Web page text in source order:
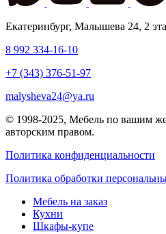
Екатеринбург, Малышева 24, 2
8 992 334-16-10
+7 (343) 376-51-97
malysheva24@ya.ru
© 1998-2025, Мебель по вашим
авторским правом.
Политика конфиденциальности
Политика обработки
Мебель на заказ
Кухни
Шкафы-купе